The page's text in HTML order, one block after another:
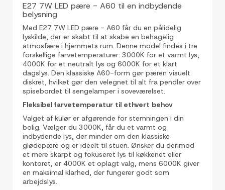
E27 7W LED pære - A60 til en indbydende
belysning
Med E27 7W LED pære - A60 får du en pålidelig
lyskilde, der er skabt til at skabe en behagelig
atmosfære i hjemmets rum. Denne model findes i tre
forskellige farvetemperaturer: 3000K for et varmt lys,
4000K for et neutralt lys og 6000K for et klart
dagslys. Den klassiske A60-form gør pæren visuelt
diskret, hvilket gør den velegnet til alt fra pendler over
spisebordet til sengelamper i soveværelset.
Fleksibel farvetemperatur til ethvert behov
Valget af kulør er afgørende for stemningen i din
bolig. Vælger du 3000K, får du et varmt og
indbydende lys, der minder om den klassiske
glødepære og er ideelt til stuen. Ønsker du derimod
et mere skarpt og fokuseret lys til køkkenet eller
kontoret, er 4000K et oplagt valg, mens 6000K giver
en maksimal klarhed, der fungerer godt som
arbejdslys.